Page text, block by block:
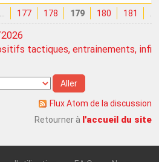
… 177 178 179 180 181 …
tactiques, entrainements,
Flux Atom de la discussion
Retourner à l'accueil du site